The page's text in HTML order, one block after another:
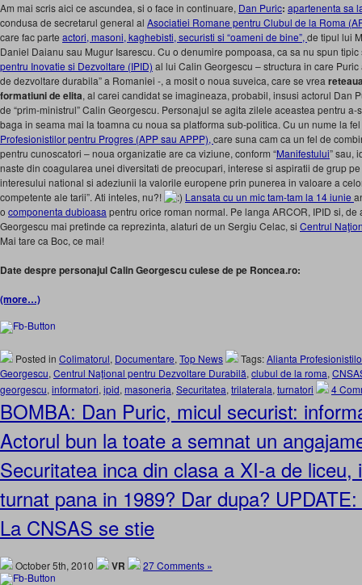
Am mai scris aici ce ascundea, si o face in continuare, Dan Puric: apartenenta sa
condusa de secretarul general al Asociatiei Romane pentru Clubul de la Roma
care fac parte actori, masoni, kaghebisti, securisti si “oameni de bine”, de tipul lui
Daniel Daianu sau Mugur Isarescu. Cu o denumire pompoasa, ca sa nu spun
pentru Inovatie si Dezvoltare (IPID) al lui Calin Georgescu – structura in care
de dezvoltare durabila” a Romaniei -, a mosit o noua suveica, care se vrea
formatiuni de elita, al carei candidat se imagineaza, probabil, insusi actorul Dan
de “prim-ministrul” Calin Georgescu. Personajul se agita zilele aceastea pentru a-
baga in seama mai la toamna cu noua sa platforma sub-politica. Cu un nume la
Profesionistilor pentru Progres (APP sau APPP), care suna cam ca un fel de
pentru cunoscatori – noua organizatie are ca viziune, conform “Manifestului” sau,
naste din coagularea unei diversitati de preocupari, interese si aspiratii de grup
interesului national si adeziunii la valorile europene prin punerea in valoare a
competente ale tarii”. Ati inteles, nu?!
Lansata cu un mic tam-tam la 14 iunie
o componenta dubioasa pentru orice roman normal. Pe langa ARCOR, IPID si, de
Georgescu mai pretinde ca reprezinta, alaturi de un Sergiu Celac, si Centrul
Mai tare ca Boc, ce mai!
Date despre personajul Calin Georgescu culese de pe Roncea.ro:
(more…)
Posted in Colimatorul, Documentare, Top News Tags:Alianta
Georgescu, Centrul Naţional pentru Dezvoltare Durabilă, clubul de la roma,
georgescu, informatori, ipid, masoneria, Securitatea, trilaterala, turnatori 4
BOMBA: Dan Puric, micul securist:
Actorul bun la toate a semnat un
Securitatea inca din clasa a XI-a de liceu,
turnat pana in 1989? Dar dupa? UPDATE:
La CNSAS se stie
October 5th, 2010 VR 27 Comments »